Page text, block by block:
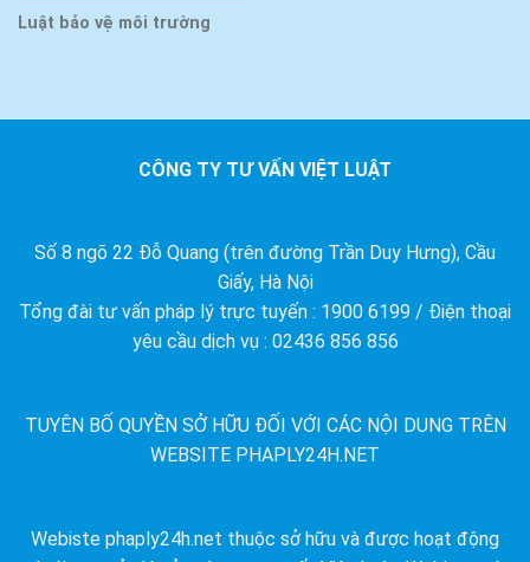
Luật bảo vệ môi trường
CÔNG TY TƯ VẤN VIỆT LUẬT
Số 8 ngõ 22 Đỗ Quang (trên đường Trần Duy Hưng), Cầu
Giấy, Hà Nội
Tổng đài tư vấn pháp lý trực tuyến : 1900 6199 / Điện thoại
yêu cầu dịch vụ : 02436 856 856
TUYÊN BỐ QUYỀN SỞ HỮU ĐỐI VỚI CÁC NỘI DUNG TRÊN
WEBSITE PHAPLY24H.NET
Webiste phaply24h.net thuộc sở hữu và được hoạt động